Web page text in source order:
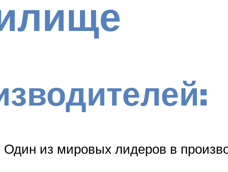
из мировых лидеров в